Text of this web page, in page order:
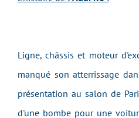
Ligne, châssis et moteur
manqué son atterrissage
présentation au salon de
d'une bombe pour une